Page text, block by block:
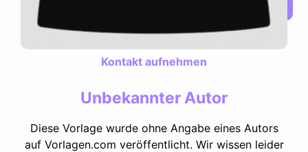
Kontakt aufnehmen
Unbekannter Autor
Diese Vorlage wurde ohne Angabe eines Autors
auf Vorlagen.com veröffentlicht. Wir wissen leider